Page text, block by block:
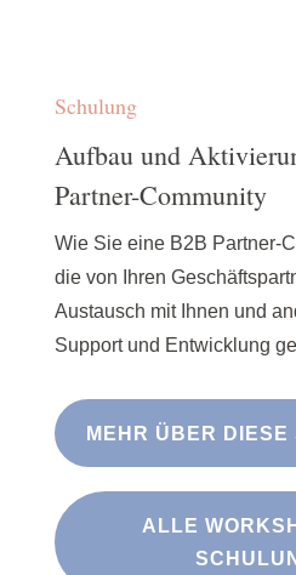
Schulung
Aufbau und
Partner-Community
Wie Sie eine B2B Partner-
die von Ihren
Austausch mit Ihnen und
Support und Entwicklung
MEHR ÜBER DIESE
ALLE